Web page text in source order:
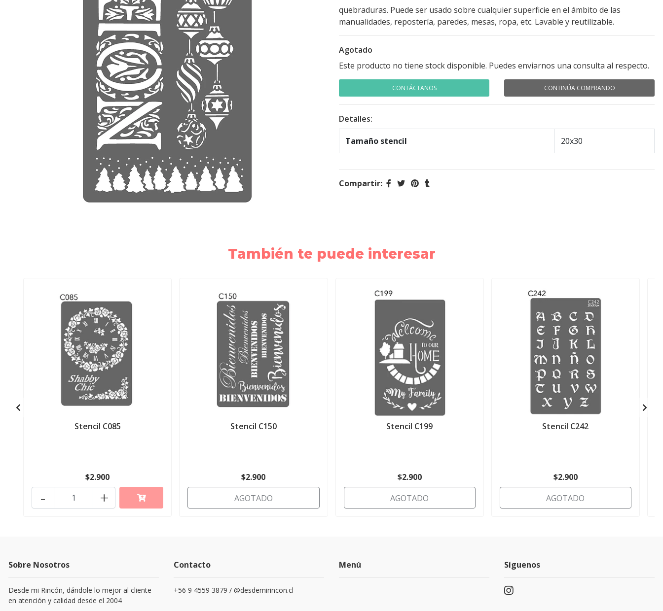
quebraduras. Puede ser usado sobre cualquier superficie en el ámbito de las
manualidades, repostería, paredes, mesas, ropa, etc. Lavable y reutilizable.
Agotado
Este producto no tiene stock disponible. Puedes enviarnos una consulta al respecto.
CONTÁCTANOS CONTINÚA COMPRANDO
Detalles:
Tamaño stencil 20x30
Compartir:
También te puede interesar
Stencil C085
$2.900
+
-
Stencil C150
$2.900
AGOTADO
Stencil C199
$2.900
AGOTADO
Stencil C242
$2.900
AGOTADO
Sobre Nosotros
Desde mi Rincón, dándole lo mejor al cliente
en atención y calidad desde el 2004
Contacto
+56 9 4559 3879 / @desdemirincon.cl
Menú Síguenos